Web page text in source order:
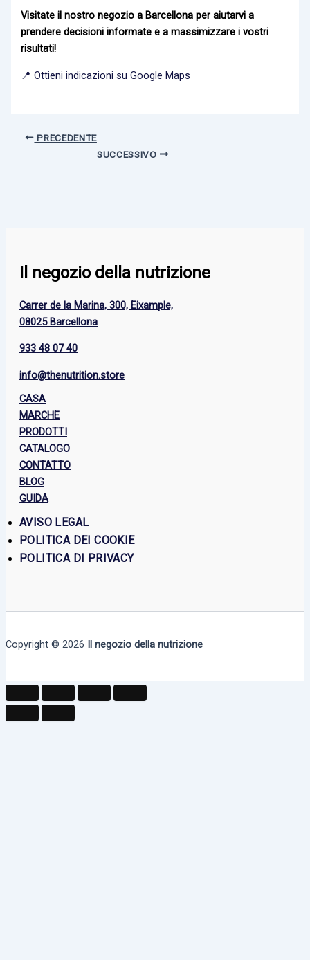
Visitate il nostro negozio a Barcellona per aiutarvi a
prendere decisioni informate e a massimizzare i vostri
risultati!
📍 Ottieni indicazioni su Google Maps
PRECEDENTE
SUCCESSIVO
Il negozio della nutrizione
Carrer de la Marina, 300, Eixample,
08025 Barcellona
933 48 07 40
info@thenutrition.store
CASA
MARCHE
PRODOTTI
CATALOGO
CONTATTO
BLOG
GUIDA
AVISO LEGAL
POLITICA DEI COOKIE
POLITICA DI PRIVACY
Copyright © 2026 Il negozio della nutrizione